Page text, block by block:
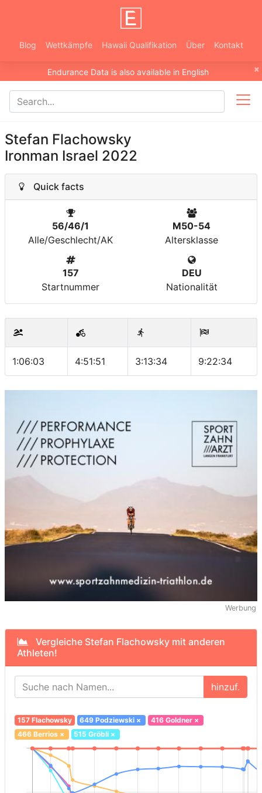
Blog Wettkämpfe Hawaii Qualifikation Über Kontakt
×
Endurance Data is also available in English
Stefan Flachowsky
Ironman Israel 2022
Quick facts
56/46/1
Alle/Geschlecht/AK
M50-54
Altersklasse
157
Startnummer
DEU
Nationalität
1:06:03 4:51:51 3:13:34 9:22:34
Werbung
Vergleiche Stefan Flachowsky mit anderen
Athleten!
hinzuf.
157 Flachowsky 649 Podziewski × 416 Goldner×
466 Berrios× 515 Gröbli ×